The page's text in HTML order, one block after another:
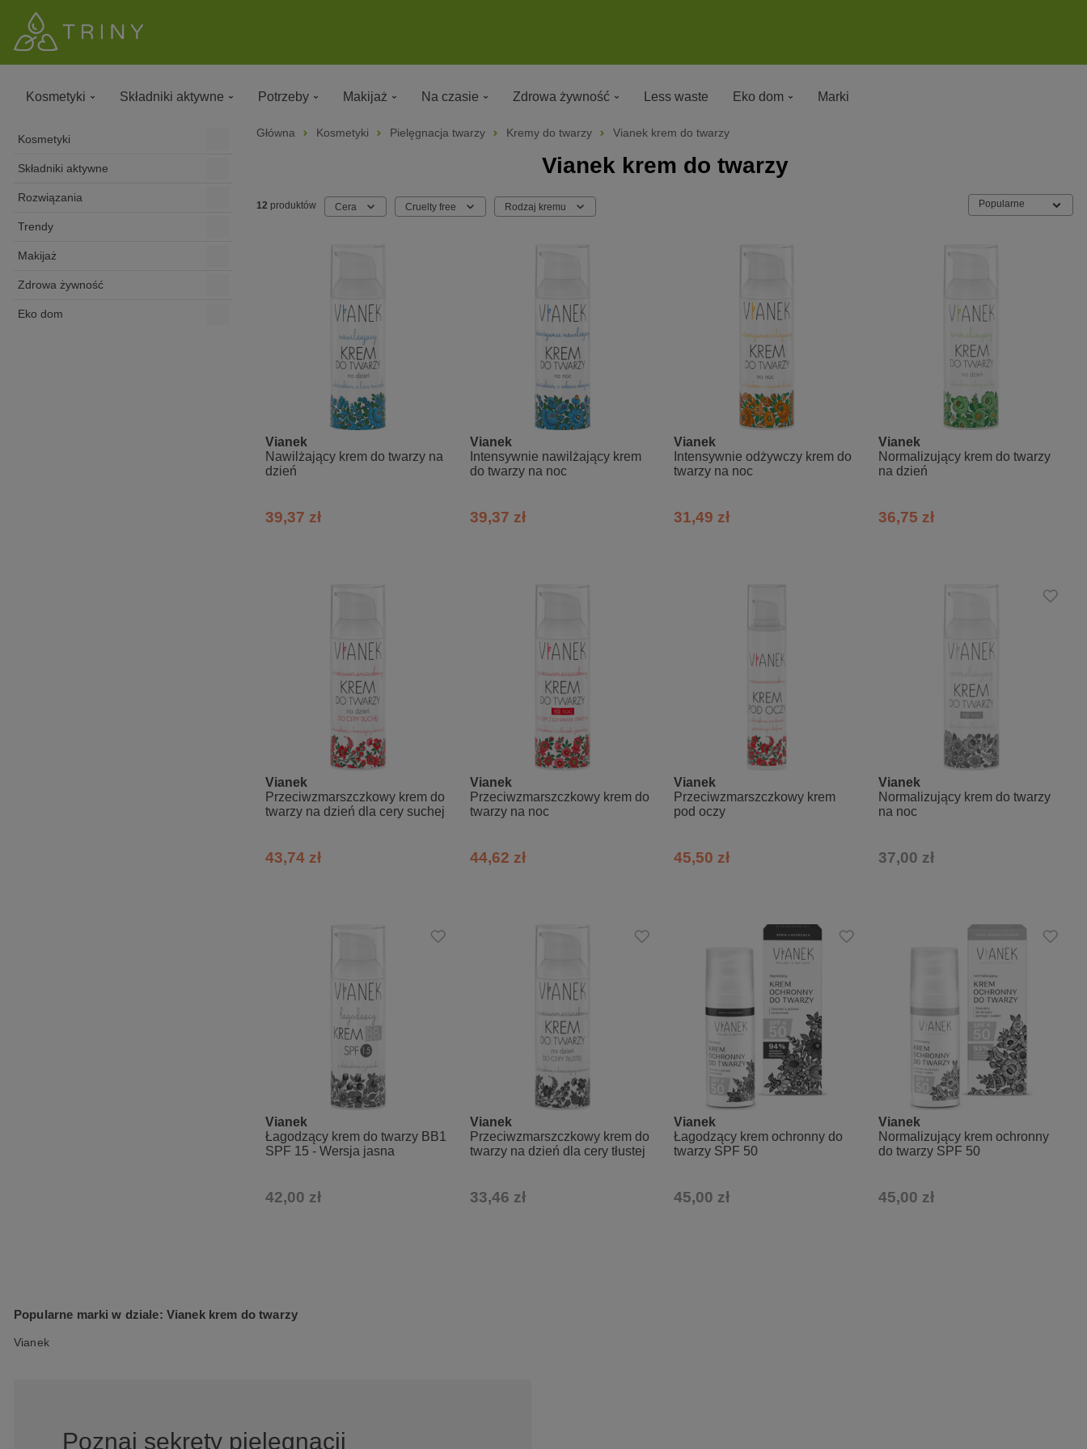
Kosmetyki Składniki aktywne Potrzeby Makijaż Na czasie Zdrowa żywność Less waste Eko dom Marki
Kosmetyki
Składniki aktywne
Rozwiązania
Trendy
Makijaż
Zdrowa żywność
Eko dom
Główna Kosmetyki Pielęgnacja twarzy Kremy do twarzy Vianek krem do twarzy
Vianek krem do twarzy
12 produktów Cera Cruelty free Rodzaj kremu Popularne
Vianek
Nawilżający krem do twarzy na
dzień
39,37 zł
Vianek
Intensywnie nawilżający krem
do twarzy na noc
39,37 zł
Vianek
Intensywnie odżywczy krem do
twarzy na noc
31,49 zł
Vianek
Normalizujący krem do twarzy
na dzień
36,75 zł
Vianek
Przeciwzmarszczkowy krem do
twarzy na dzień dla cery suchej
43,74 zł
Vianek
Przeciwzmarszczkowy krem do
twarzy na noc
44,62 zł
Vianek
Przeciwzmarszczkowy krem
pod oczy
45,50 zł
Vianek
Normalizujący krem do twarzy
na noc
37,00 zł
Vianek
Łagodzący krem do twarzy BB1
SPF 15 - Wersja jasna
42,00 zł
Vianek
Przeciwzmarszczkowy krem do
twarzy na dzień dla cery tłustej
33,46 zł
Vianek
Łagodzący krem ochronny do
twarzy SPF 50
45,00 zł
Vianek
Normalizujący krem ochronny
do twarzy SPF 50
45,00 zł
Popularne marki w dziale: Vianek krem do twarzy
Vianek
Poznaj sekrety pielęgnacji